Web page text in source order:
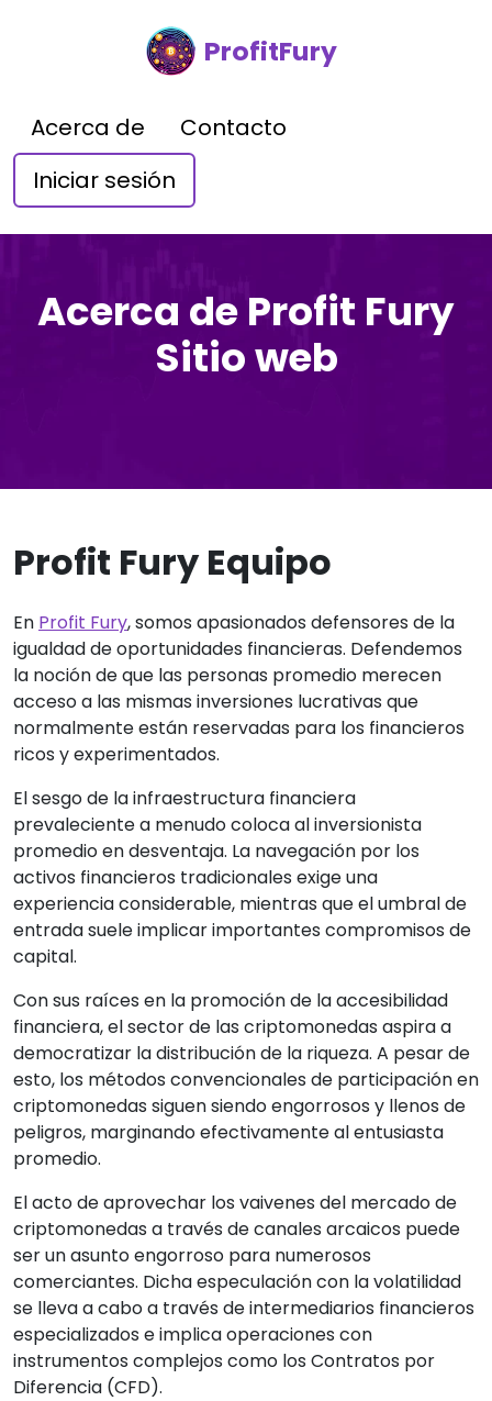
ProfitFury
Acerca de
Contacto
Iniciar sesión
Acerca de Profit Fury
Sitio web
Profit Fury Equipo
En Profit Fury, somos apasionados defensores de la
igualdad de oportunidades financieras. Defendemos
la noción de que las personas promedio merecen
acceso a las mismas inversiones lucrativas que
normalmente están reservadas para los financieros
ricos y experimentados.
El sesgo de la infraestructura financiera
prevaleciente a menudo coloca al inversionista
promedio en desventaja. La navegación por los
activos financieros tradicionales exige una
experiencia considerable, mientras que el umbral de
entrada suele implicar importantes compromisos de
capital.
Con sus raíces en la promoción de la accesibilidad
financiera, el sector de las criptomonedas aspira a
democratizar la distribución de la riqueza. A pesar de
esto, los métodos convencionales de participación en
criptomonedas siguen siendo engorrosos y llenos de
peligros, marginando efectivamente al entusiasta
promedio.
El acto de aprovechar los vaivenes del mercado de
criptomonedas a través de canales arcaicos puede
ser un asunto engorroso para numerosos
comerciantes. Dicha especulación con la volatilidad
se lleva a cabo a través de intermediarios financieros
especializados e implica operaciones con
instrumentos complejos como los Contratos por
Diferencia (CFD).